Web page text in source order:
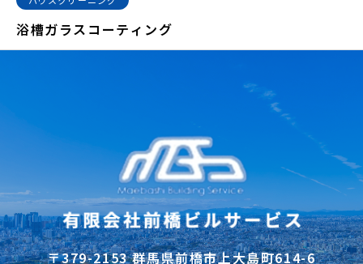
浴槽ガラスコーティング
〒379-2153 群馬県前橋市上大島町614-6